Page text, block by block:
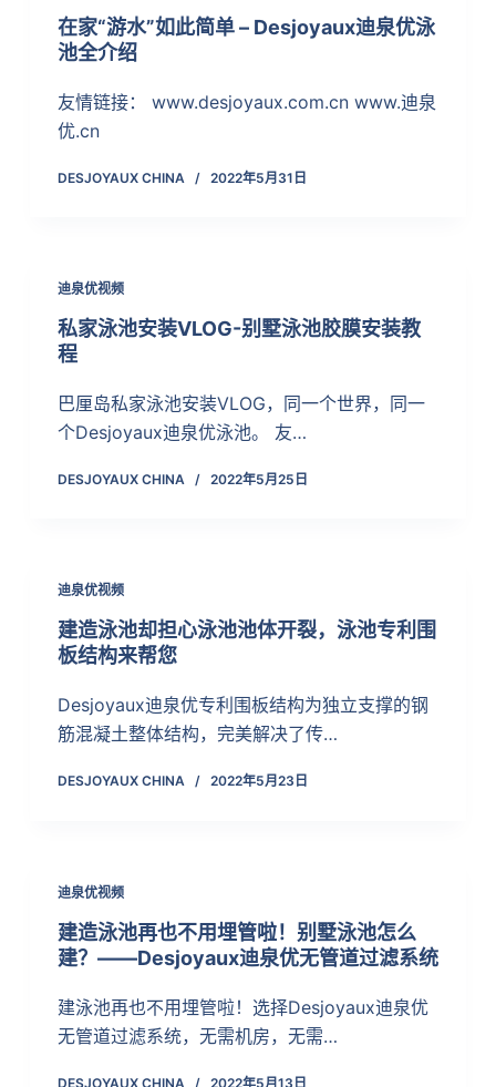
在家“游水”如此简单 – Desjoyaux迪泉优泳
池全介绍
友情链接： www.desjoyaux.com.cn www.迪泉
优.cn
DESJOYAUX CHINA 2022年5月31日
迪泉优视频
私家泳池安装VLOG-别墅泳池胶膜安装教
程
巴厘岛私家泳池安装VLOG，同一个世界，同一
个Desjoyaux迪泉优泳池。 友…
DESJOYAUX CHINA 2022年5月25日
迪泉优视频
建造泳池却担心泳池池体开裂，泳池专利围
板结构来帮您
Desjoyaux迪泉优专利围板结构为独立支撑的钢
筋混凝土整体结构，完美解决了传…
DESJOYAUX CHINA 2022年5月23日
迪泉优视频
建造泳池再也不用埋管啦！别墅泳池怎么
建？——Desjoyaux迪泉优无管道过滤系统
建泳池再也不用埋管啦！选择Desjoyaux迪泉优
无管道过滤系统，无需机房，无需…
DESJOYAUX CHINA 2022年5月13日